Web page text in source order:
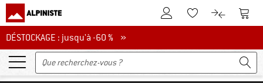
Vers le compte client
Vers la liste
Vers le
DÉSTOCKAGE : jusqu'à -60 %
DÉSTOCKAGE : jusqu'à -60 % »